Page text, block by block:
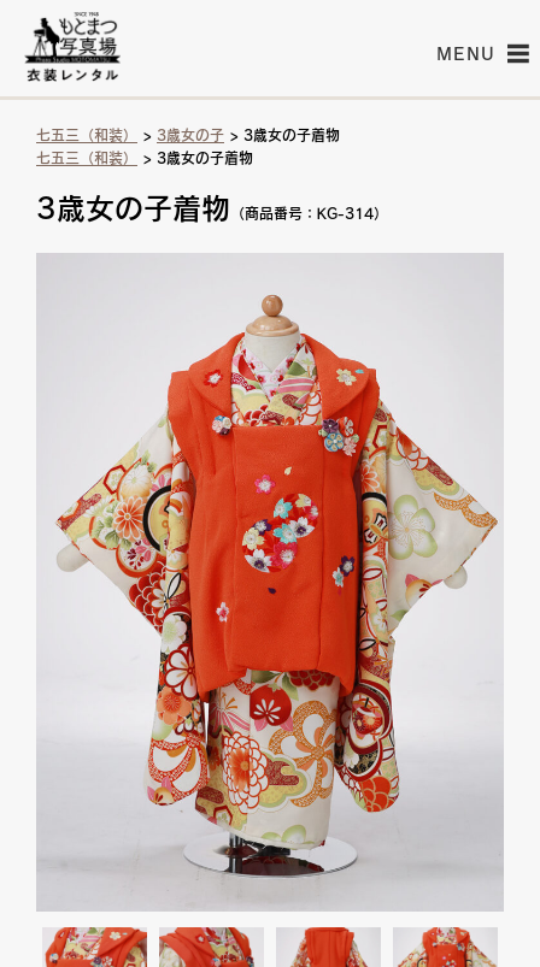
MENU
七五三（和装） > 3歳女の子 > 3歳女の子着物
七五三（和装）
> 3歳女の子着物
3歳女の子着物 （商品番号：KG-314）